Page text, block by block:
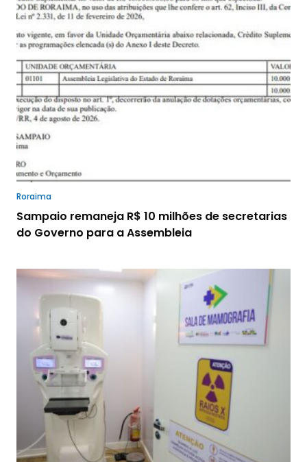
Roraima
Sampaio remaneja R$ 10 milhões de secretarias
do Governo para a Assembleia